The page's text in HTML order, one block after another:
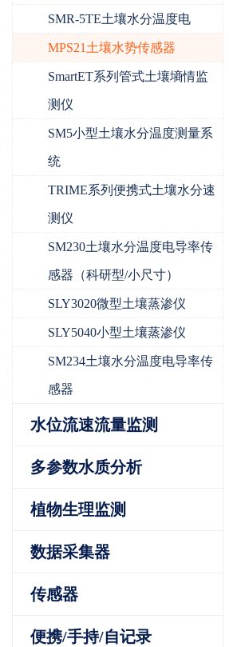
SMR-5TE土壤水分温度电
MPS21土壤水势传感器
SmartET系列管式土壤墒情监
测仪
SM5小型土壤水分温度测量系
统
TRIME系列便携式土壤水分速
测仪
SM230土壤水分温度电导率传
感器（科研型/小尺寸）
SLY3020微型土壤蒸渗仪
SLY5040小型土壤蒸渗仪
SM234土壤水分温度电导率传
感器
水位流速流量监测
多参数水质分析
植物生理监测
数据采集器
传感器
便携/手持/自记录